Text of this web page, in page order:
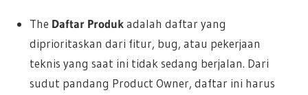
The Daftar Produkadalah daftar yang
diprioritaskan dari fitur, bug, atau pekerjaan
teknis yang saat ini tidak sedang berjalan. Dari
sudut pandang Product Owner, daftar ini harus